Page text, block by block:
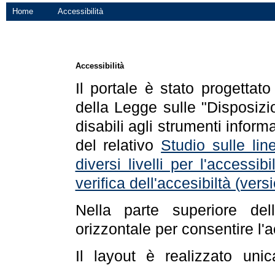
Home Accessibilità
Accessibilità
Il portale è stato
della Legge sulle
disabili agli strumenti
del relativo Studio sulle
diversi livelli per
verifica dell'accesibiltà
Nella parte superiore
orizzontale per consentire
Il layout è realizzato